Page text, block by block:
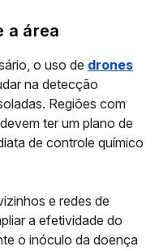
a área
o uso de drones
na detecção
Regiões com
ter um plano de
de controle químico
e redes de
a efetividade do
o inóculo da doença